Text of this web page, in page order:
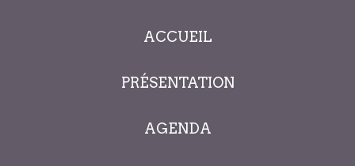
ACCUEIL
PRÉSENTATION
AGENDA